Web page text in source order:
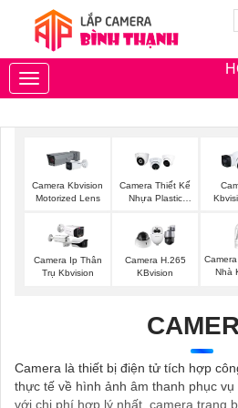
Toggle
navigation
Camera Kbvision
Motorized Lens
Camera Thiết Kế
Nhựa Plastic
Camera Ip Thân
Trụ Kbvision
Camera H.265
KBvision
Nhà
Camera là thiết bị điện tử tích hợp
thực tế về hình ảnh âm thanh phục
với chi phí hợp lý nhất. camera trang